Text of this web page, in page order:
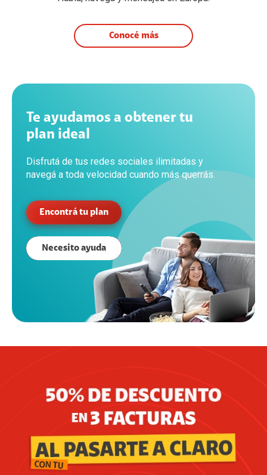
Conocé más
Te ayudamos a obtener tu
plan ideal
Disfrutá de tus redes sociales ilimitadas y
navegá a toda velocidad cuando más querrás.
Encontrá tu plan
Necesito ayuda